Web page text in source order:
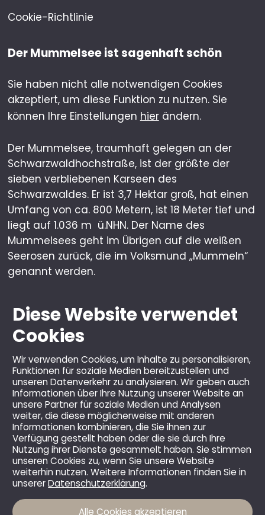
Diese Website verwendet
Cookies
Wir verwenden Cookies, um Inhalte zu personalisieren,
Funktionen für soziale Medien bereitzustellen und
unseren Datenverkehr zu analysieren. Wir geben auch
Informationen über Ihre Nutzung unserer Website an
unsere Partner für soziale Medien und Analysen
weiter, die diese möglicherweise mit anderen
Informationen kombinieren, die Sie ihnen zur
Verfügung gestellt haben oder die sie durch Ihre
Nutzung ihrer Dienste gesammelt haben. Sie stimmen
unseren Cookies zu, wenn Sie unsere Website
weiterhin nutzen. Weitere Informationen finden Sie in
unsererDatenschutzerklärung.
Alle Cookies akzeptieren
Cookie-Richtlinie
Der Mummelsee ist sagenhaft schön
Sie haben nicht alle notwendigen Cookies
akzeptiert, um diese Funktion zu nutzen. Sie
können Ihre Einstellungen hierändern.
Der Mummelsee, traumhaft gelegen an der
Schwarzwaldhochstraße, ist der größte der
sieben verbliebenen Karseen des
Schwarzwaldes. Er ist 3,7 Hektar groß, hat einen
Umfang von ca. 800 Metern, ist 18 Meter tief und
liegt auf 1.036 m ü.NHN. Der Name des
Mummelsees geht im Übrigen auf die weißen
Seerosen zurück, die im Volksmund „Mummeln“
genannt werden.
© 2026 Berghotel Mummelsee GmbH & Co KG.
Alle Rechte vorbehalten.
Alle Preise inkl. MwSt. und zzgl. Versandkosten, sofern
nicht anders angegeben.